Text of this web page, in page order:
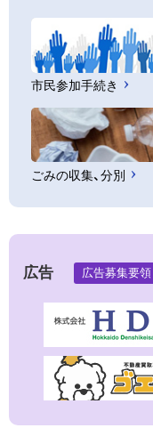
市民参加手続き
ごみの収集、分別
広告 広告募集要領